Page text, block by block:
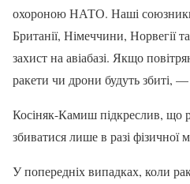
охороною НАТО. Наші
Британії, Німеччини, Норвегії
захист на авіабазі. Якщо
ракети чи дрони будуть збиті, —
Косіняк-Камиш підкреслив, що
збиватися лише в разі фізичної
У попередніх випадках, коли